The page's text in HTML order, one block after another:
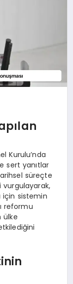
Kurulu’nda
sert yanıtlar
süreçte
vurgulayarak,
için sistemin
reformu
ülke